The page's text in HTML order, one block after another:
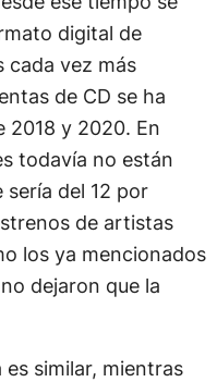
digital de
cada vez más
de CD se ha
2018 y 2020. En
todavía no están
sería del 12 por
de artistas
los ya mencionados
dejaron que la
similar, mientras